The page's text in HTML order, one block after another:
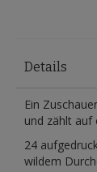
Details
Ein
und zählt auf
24
wildem